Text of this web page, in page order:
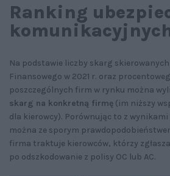
Ranking
Na podstawie liczby skarg
Finansowego w 2021 r. oraz
poszczególnych firm w rynku można
skarg na konkretną firmę (im niższy
dla kierowcy). Porównując to z
można ze sporym
firma traktuje kierowców, którzy
po odszkodowanie z polisy OC lub AC.